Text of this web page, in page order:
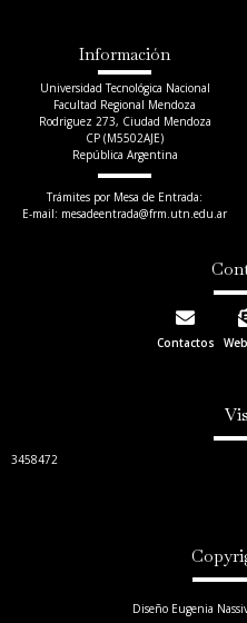
Información
Universidad Tecnológica Nacional
Facultad Regional Mendoza
Rodriguez 273, Ciudad Mendoza
CP (M5502AJE)
República Argentina
Trámites por Mesa de Entrada:
E-mail: mesadeentrada@frm.utn.edu.ar​
Contactos
3458472
Diseño Eugenia